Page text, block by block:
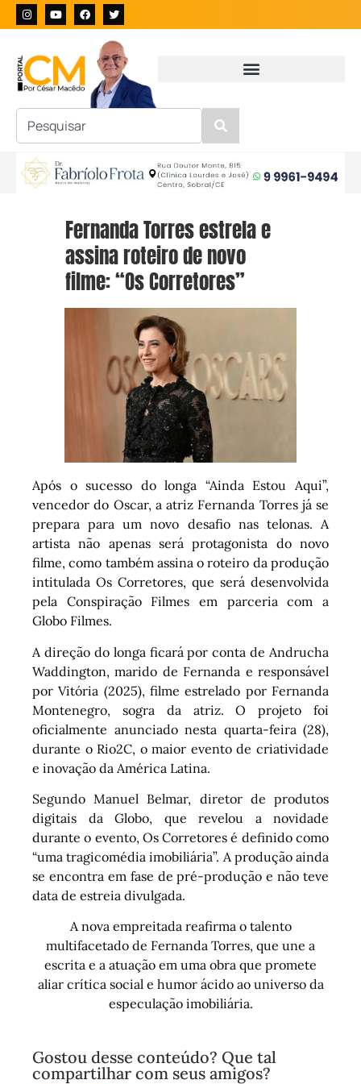
Fernanda Torres estrela e
assina roteiro de novo
filme: “Os Corretores”
Após o sucesso do longa “Ainda Estou Aqui”,
vencedor do Oscar, a atriz Fernanda Torres já se
prepara para um novo desafio nas telonas. A
artista não apenas será protagonista do novo
filme, como também assina o roteiro da produção
intitulada Os Corretores, que será desenvolvida
pela Conspiração Filmes em parceria com a
Globo Filmes.
A direção do longa ficará por conta de Andrucha
Waddington, marido de Fernanda e responsável
por Vitória (2025), filme estrelado por Fernanda
Montenegro, sogra da atriz. O projeto foi
oficialmente anunciado nesta quarta-feira (28),
durante o Rio2C, o maior evento de criatividade
e inovação da América Latina.
Segundo Manuel Belmar, diretor de produtos
digitais da Globo, que revelou a novidade
durante o evento, Os Corretores é definido como
“uma tragicomédia imobiliária”. A produção ainda
se encontra em fase de pré-produção e não teve
data de estreia divulgada.
A nova empreitada reafirma o talento
multifacetado de Fernanda Torres, que une a
escrita e a atuação em uma obra que promete
aliar crítica social e humor ácido ao universo da
especulação imobiliária.
Gostou desse conteúdo? Que tal
compartilhar com seus amigos?